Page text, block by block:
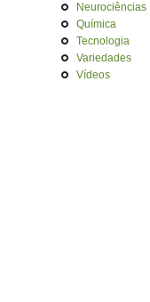
Neurociências
Química
Tecnologia
Variedades
Vídeos